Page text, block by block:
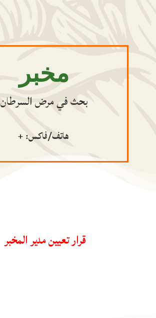
مخبر
بحث في مرض السرطان
هاتف/فاكس: +
قرار تعيين مدير المخبر